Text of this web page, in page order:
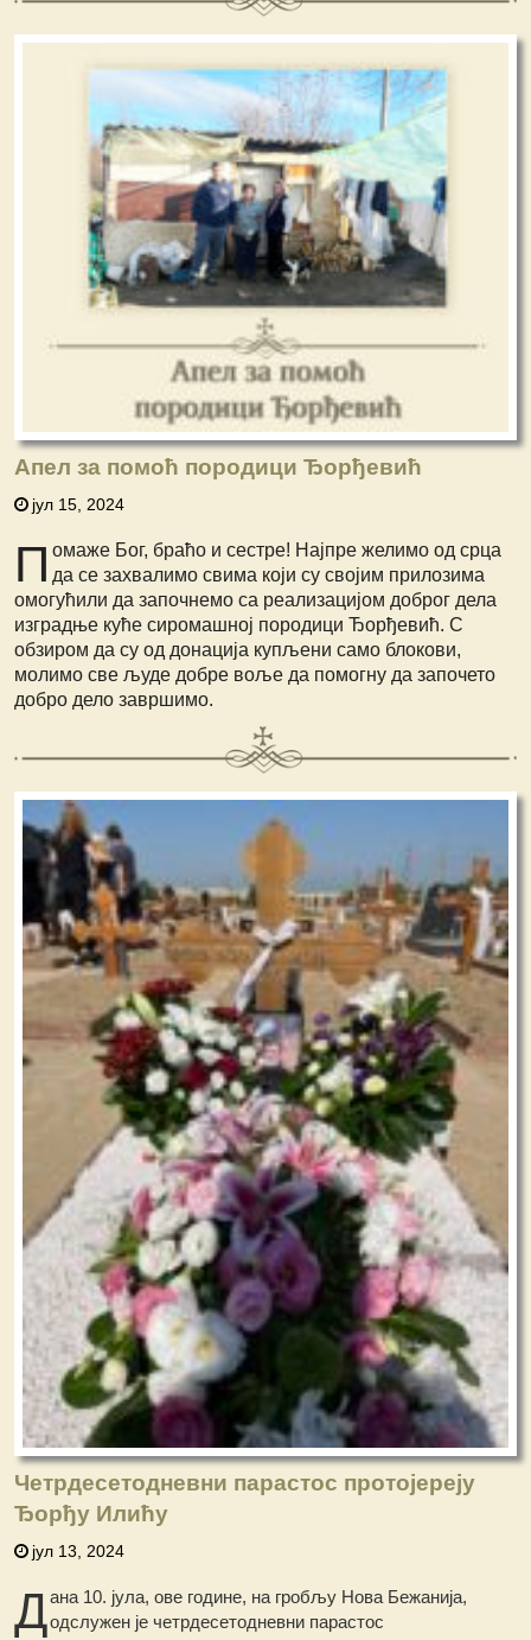
Апел за помоћ породици Ђорђевић
јул 15, 2024
П омаже Бог, браћо и сестре! Најпре желимо од срца
да се захвалимо свима који су својим прилозима
омогућили да започнемо са реализацијом доброг дела
изградње куће сиромашној породици Ђорђевић. С
обзиром да су од донација купљени само блокови,
молимо све људе добре воље да помогну да започето
добро дело завршимо.
Четрдесетодневни парастос протојереју
Ђорђу Илићу
јул 13, 2024
Дана 10. јула, ове године, на гробљу Нова Бежанија,
одслужен је четрдесетодневни парастос